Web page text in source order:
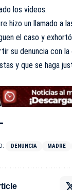
los videos.
hizo un llamado a
el caso y
su denuncia con
y que se haga
DENUNCIA MADRE